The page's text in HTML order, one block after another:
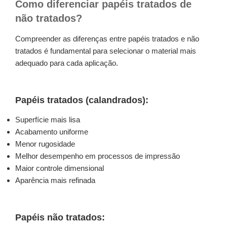
Como diferenciar papéis tratados de
não tratados?
Compreender as diferenças entre papéis tratados e não
tratados é fundamental para selecionar o material mais
adequado para cada aplicação.
Papéis tratados (calandrados):
Superfície mais lisa
Acabamento uniforme
Menor rugosidade
Melhor desempenho em processos de impressão
Maior controle dimensional
Aparência mais refinada
Papéis não tratados: